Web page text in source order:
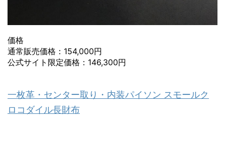
価格
通常販売価格：154,000円
公式サイト限定価格：146,300円
一枚革・センター取り・内装パイソン スモールク
ロコダイル長財布